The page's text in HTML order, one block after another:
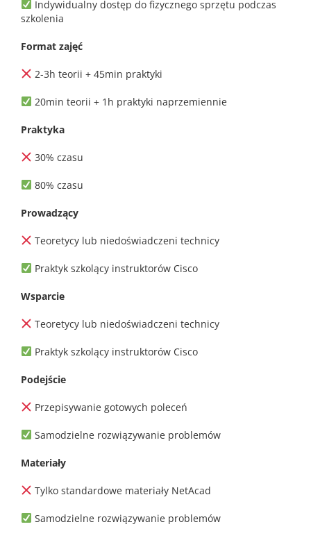
Indywidualny dostęp do fizycznego sprzętu podczas
szkolenia
Format zajęć
2-3h teorii + 45min praktyki
20min teorii + 1h praktyki naprzemiennie
Praktyka
30% czasu
80% czasu
Prowadzący
Teoretycy lub niedoświadczeni technicy
Praktyk szkolący instruktorów Cisco
Wsparcie
Teoretycy lub niedoświadczeni technicy
Praktyk szkolący instruktorów Cisco
Podejście
Przepisywanie gotowych poleceń
Samodzielne rozwiązywanie problemów
Materiały
Tylko standardowe materiały NetAcad
Samodzielne rozwiązywanie problemów